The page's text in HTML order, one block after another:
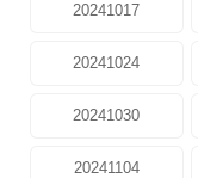
20241017
20241024
20241030
20241104